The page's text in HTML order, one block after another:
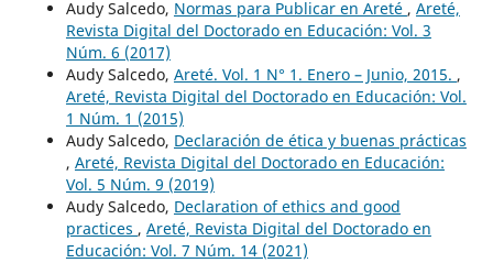
Audy Salcedo, Normas para Publicar en Areté , Areté,
Revista Digital del Doctorado en Educación: Vol. 3
Núm. 6 (2017)
Audy Salcedo, Areté. Vol. 1 N° 1. Enero – Junio, 2015. ,
Areté, Revista Digital del Doctorado en Educación: Vol.
1 Núm. 1 (2015)
Audy Salcedo, Declaración de ética y buenas prácticas
, Areté, Revista Digital del Doctorado en Educación:
Vol. 5 Núm. 9 (2019)
Audy Salcedo, Declaration of ethics and good
practices , Areté, Revista Digital del Doctorado en
Educación: Vol. 7 Núm. 14 (2021)